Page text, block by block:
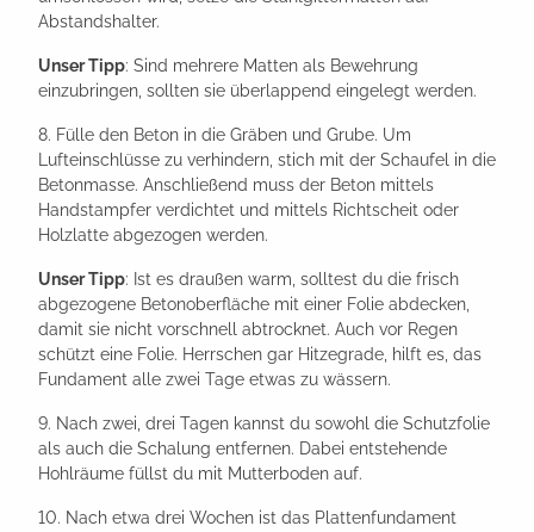
Abstandshalter.
Unser Tipp: Sind mehrere Matten als Bewehrung
einzubringen, sollten sie überlappend eingelegt werden.
8. Fülle den Beton in die Gräben und Grube. Um
Lufteinschlüsse zu verhindern, stich mit der Schaufel in die
Betonmasse. Anschließend muss der Beton mittels
Handstampfer verdichtet und mittels Richtscheit oder
Holzlatte abgezogen werden.
Unser Tipp: Ist es draußen warm, solltest du die frisch
abgezogene Betonoberfläche mit einer Folie abdecken,
damit sie nicht vorschnell abtrocknet. Auch vor Regen
schützt eine Folie. Herrschen gar Hitzegrade, hilft es, das
Fundament alle zwei Tage etwas zu wässern.
9. Nach zwei, drei Tagen kannst du sowohl die Schutzfolie
als auch die Schalung entfernen. Dabei entstehende
Hohlräume füllst du mit Mutterboden auf.
10. Nach etwa drei Wochen ist das Plattenfundament